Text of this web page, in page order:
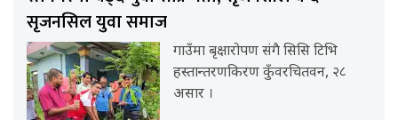
सृजनसिल युवा समाज
गाउँमा बृक्षारोपण संगै सिसि टिभि
हस्तान्तरणकिरण कुँवरचितवन, २८
असार ।